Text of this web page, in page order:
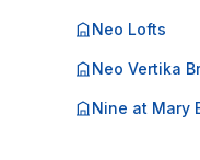
Neo Lofts
Neo Vertika
Nine at Mary